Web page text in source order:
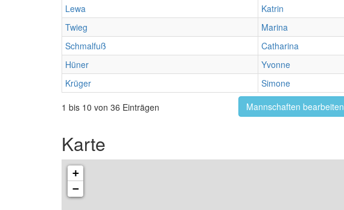
Lewa
Katrin
Twieg
Marina
Schmalfuß
Catharina
Hüner
Yvonne
Krüger
Simone
1 bis 10 von 36 Einträgen
Mannschaften bearbeiten
Karte
+
−